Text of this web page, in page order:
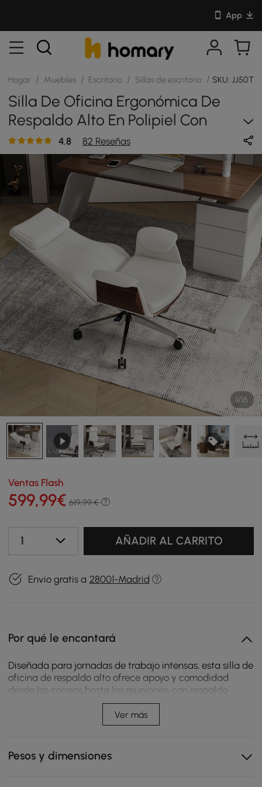
App
Hogar / Muebles / Escritorio / Sillas de escritorio / SKU:
Silla De Oficina Ergonómica De
Respaldo Alto En Polipiel Con
Función Reclinable, Reposapiés Y
Giro Blanco
4.8 82 Reseñas
1/16
Ventas Flash
599,99€ 619,99 €
1 AÑADIR AL CARRITO
Envío gratis a 28001-Madrid
Por qué le encantará
Diseñada para jornadas de trabajo intensas, esta silla de
oficina de respaldo alto ofrece apoyo y comodidad
desde los correos hasta las reuniones, con respaldo
reclinable, soporte lumbar acolchado y giro cómodo
rápida entre correos, llamadas y tareas que requieren
concentración.
Ver más
Pesos y dimensiones